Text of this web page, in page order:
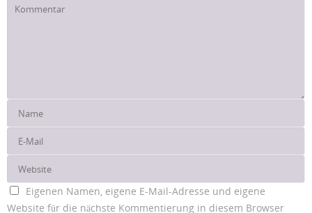
Eigenen Namen, eigene E-Mail-Adresse und eigene
Website für die nächste Kommentierung in diesem Browser